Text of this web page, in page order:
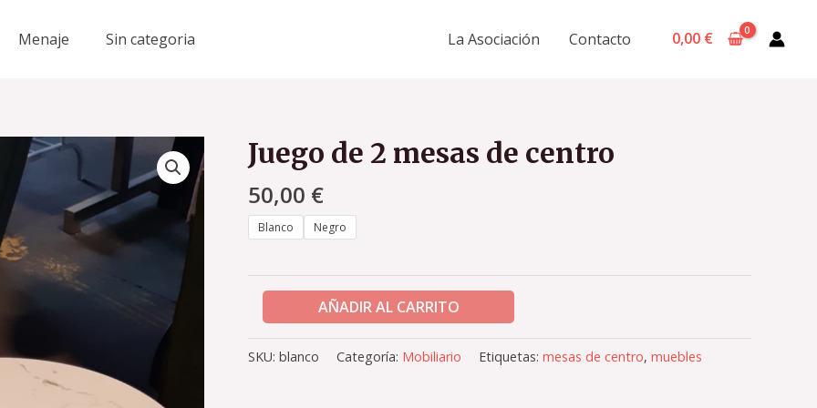
Menaje Sin categoria La Asociación Contacto 0,00 €
Juego de 2 mesas de centro
50,00 €
Blanco Negro
Juego
de
2
mesas
de
AÑADIR AL CARRITO
SKU: blanco Categoría: Mobiliario Etiquetas: mesas de centro, muebles